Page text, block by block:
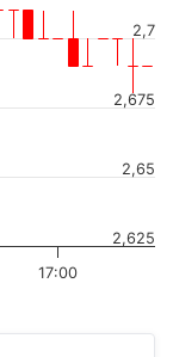
17:00
2,625
2,65
2,675
2,7